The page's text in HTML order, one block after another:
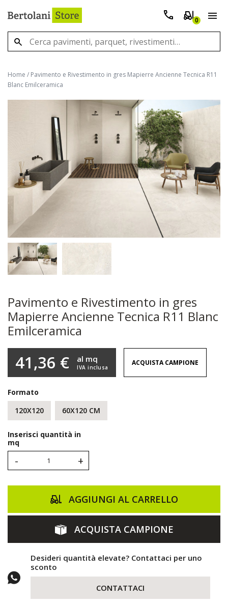
0
Home / Pavimento e Rivestimento in gres Mapierre Ancienne Tecnica R11
Blanc Emilceramica
Pavimento e Rivestimento in gres
Mapierre Ancienne Tecnica R11 Blanc
Emilceramica
41,36 € IVA inclusa
al mq ACQUISTA CAMPIONE
Formato
120X120
60X120 CM
Inserisci quantità in
mq
- +
AGGIUNGI AL CARRELLO
ACQUISTA CAMPIONE
Desideri quantità elevate? Contattaci per uno
sconto
CONTATTACI